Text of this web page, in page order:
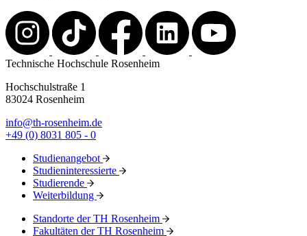
Technische Hochschule Rosenheim
Hochschulstraße 1
83024 Rosenheim
info@th-rosenheim.de
+49 (0) 8031 805 - 0
Studienangebot
Studieninteressierte
Studierende
Weiterbildung
Standorte der TH Rosenheim
Fakultäten der TH Rosenheim